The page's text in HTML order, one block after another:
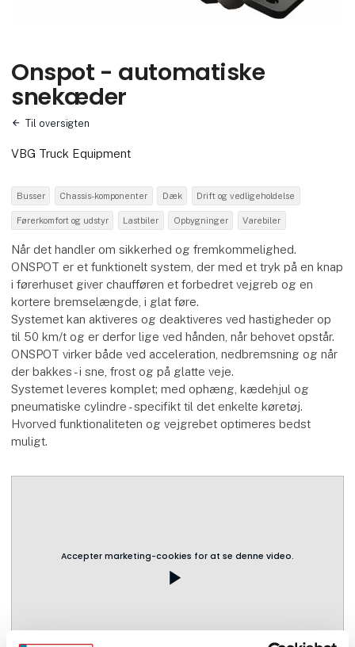
Onspot - automatiske
snekæder
Til oversigten
VBG Truck Equipment
Busser Chassis-komponenter Dæk Drift og vedligeholdelse
Førerkomfort og udstyr Lastbiler Opbygninger Varebiler
Når det handler om sikkerhed og fremkommelighed.
ONSPOT er et funktionelt system, der med et tryk på en knap
i førerhuset giver chaufføren et forbedret vejgreb og en
kortere bremselængde, i glat føre.
Systemet kan aktiveres og deaktiveres ved hastigheder op
til 50 km/t og er derfor lige ved hånden, når behovet opstår.
ONSPOT virker både ved acceleration, nedbremsning og når
der bakkes - i sne, frost og på glatte veje.
Systemet leveres komplet; med ophæng, kædehjul og
pneumatiske cylindre - specifikt til det enkelte køretøj.
Hvorved funktionaliteten og vejgrebet optimeres bedst
muligt.
Accepter marketing-cookies for at se denne video.
play_arrow